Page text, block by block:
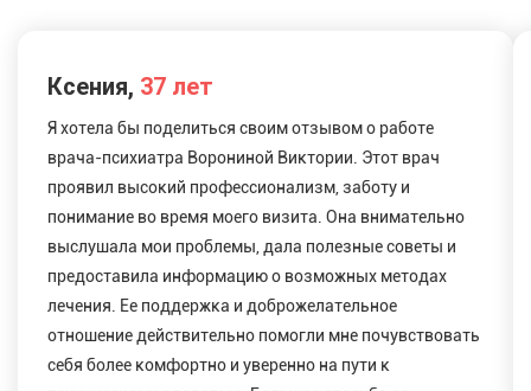
Ксения, 37 лет
Я хотела бы поделиться своим отзывом о работе
врача-психиатра Ворониной Виктории. Этот врач
проявил высокий профессионализм, заботу и
понимание во время моего визита. Она внимательно
выслушала мои проблемы, дала полезные советы и
предоставила информацию о возможных методах
лечения. Ее поддержка и доброжелательное
отношение действительно помогли мне почувствовать
себя более комфортно и уверенно на пути к